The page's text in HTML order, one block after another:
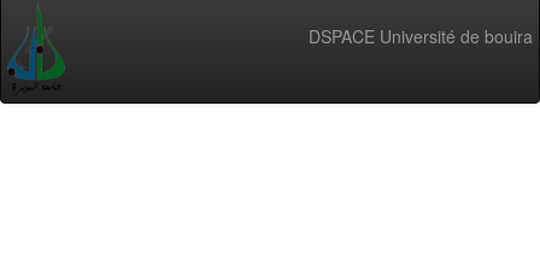
DSPACE Université de bouira